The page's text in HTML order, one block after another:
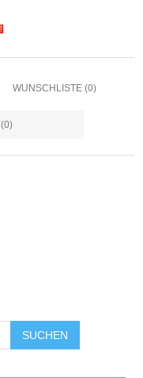
WUNSCHLISTE (0)
(0)
SUCHEN